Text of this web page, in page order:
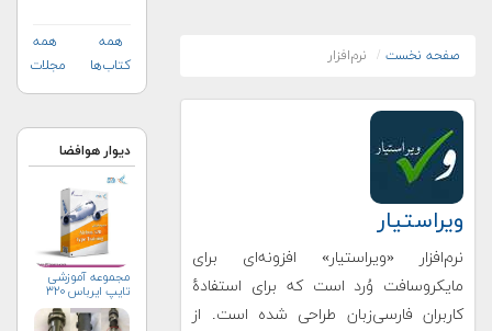
صفحه نخست نرم‌افزار
ویراستیار
نرم‌افزار «ویراستیار» افزونه‌ای برای
مایکروسافت وُرد است که برای استفادهٔ
کاربران فارسی‌زبان طراحی شده است. از
همه
کتاب‌ها
همه
مجلات
دیوار هوافضا
مجموعه آموزشی
تایپ ایرباس ۳۲۰